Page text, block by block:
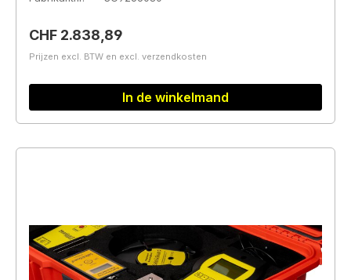
Normale prijs:
CHF 2.838,89
Prijzen excl. BTW en excl. verzendkosten
In de winkelmand